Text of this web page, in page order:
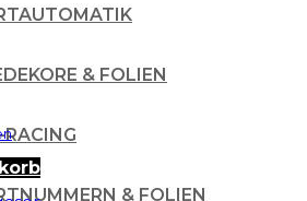
DEKORE & FOLIEN
& FOLIEN